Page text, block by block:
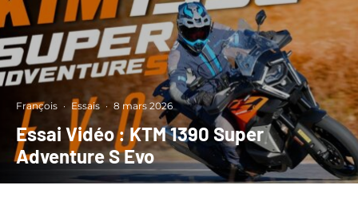
François · Essais · 8 mars 2026
Essai Vidéo : KTM 1390 Super
Adventure S Evo